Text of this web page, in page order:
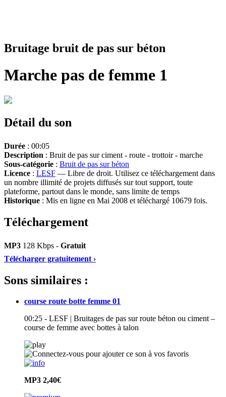
Bruitage bruit de pas sur béton
Marche pas de femme 1
Détail du son
Durée : 00:05
Description : Bruit de pas sur ciment - route - trottoir - marche
Sous-catégorie : Bruit de pas sur béton
Licence : LESF — Libre de droit. Utilisez ce téléchargement dans
un nombre illimité de projets diffusés sur tout support, toute
plateforme, partout dans le monde, sans limite de temps
Historique : Mis en ligne en Mai 2008 et téléchargé 10679 fois.
Téléchargement
MP3 128 Kbps - Gratuit
Télécharger gratuitement ›
Sons similaires :
course route botte femme 01
00:25 - LESF | Bruitages de pas sur route béton ou ciment –
course de femme avec bottes à talon
MP3 2,40€